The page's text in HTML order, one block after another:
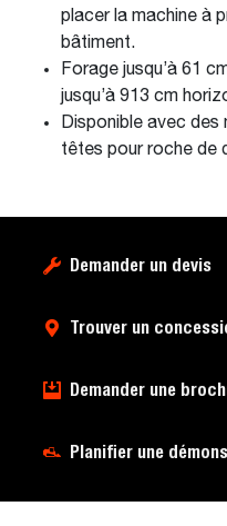
placer la machine à
bâtiment.
Forage jusqu’à 61
jusqu’à 913 cm
Disponible avec des
têtes pour roche de
Demander un devis
Trouver un
Demander une
Planifier une